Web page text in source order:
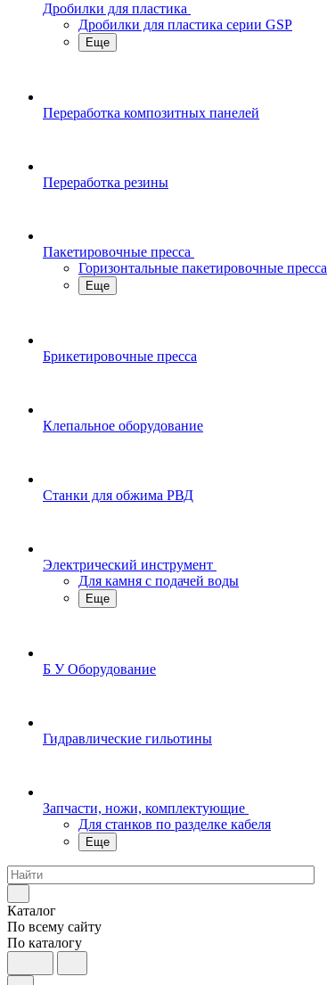
Дробилки для пластика
Дробилки для пластика серии GSP
Еще
Переработка композитных панелей
Переработка резины
Пакетировочные пресса
Горизонтальные пакетировочные пресса
Еще
Брикетировочные пресса
Клепальное оборудование
Станки для обжима РВД
Электрический инструмент
Для камня с подачей воды
Еще
Б У Оборудование
Гидравлические гильотины
Запчасти, ножи, комплектующие
Для станков по разделке кабеля
Еще
Каталог
По всему сайту
По каталогу